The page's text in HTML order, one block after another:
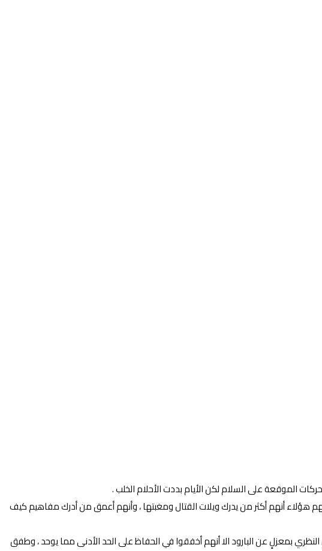
الموقعة على السلام لكن الأيام بددت الأحلام الخلب .
هؤلاء أنهم أكثر من يدرك ويلات القتال ومغبتها ، وأنهم أعمق من أدرك مفاهيم كيف
بمعزلٍ عن البارود الا أنهم أخفقوا في الحفاظ على الحد الأدنى مما يوحد ، وطفق